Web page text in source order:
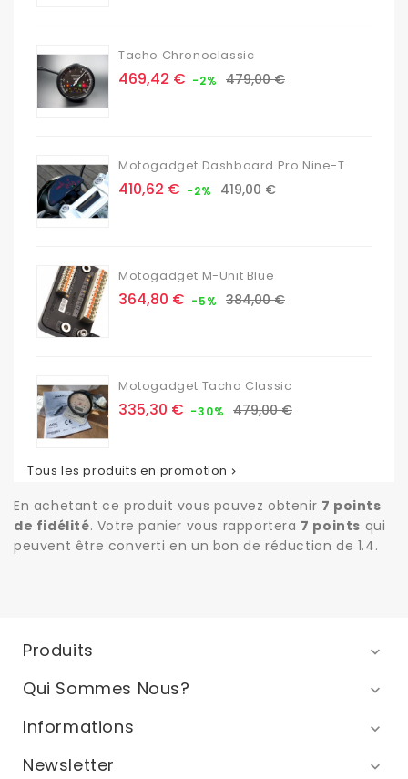
Tacho Chronoclassic
Prix
469,42 € -2% Prix
479,00 €
Motogadget Dashboard Pro Nine-T
Prix
410,62 € -2% Prix
419,00 €
Motogadget M-Unit Blue
Prix
364,80 € -5% Prix
384,00 €
Motogadget Tacho Classic
Prix
335,30 € -30% Prix
479,00 €
Tous les produits en promotion 
En achetant ce produit vous pouvez obtenir 7 points
de fidélité. Votre panier vous rapportera 7 points qui
peuvent être converti en un bon de réduction de 1.4.
Produits 
Qui Sommes Nous? 
Informations 
Newsletter 